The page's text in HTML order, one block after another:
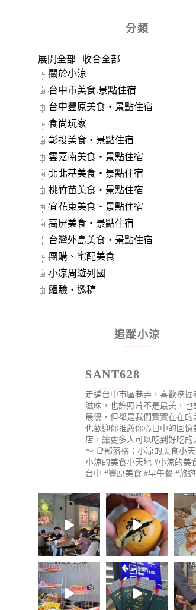
分類
展開全部 | 收合全部
關於小涼
台中市美食.景點住宿
台中豐原美食‧景點住宿
食尚玩家
彰投美食‧景點住宿
雲嘉南美食‧景點住宿
北北基美食‧景點住宿
桃竹苗美食‧景點住宿
宜花東美食‧景點住宿
高屏美食‧景點住宿
台灣外島美食‧景點住宿
團購、宅配美食
小凉周遊列國
體驗‧邀稿
追蹤小涼
SANT628
走遍台中市區巷弄，喜歡挖掘
滋味，也許照片不是最美，也
最優，但都是我們實實在在的
也歡迎你推薦你心目中的回憶
店，讓更多人可以吃到好吃的
～ 📑部落格：小凉的美食小
小涼的美食小天地 #小涼的美
台中 #豐原美食 #早午餐 #旅遊